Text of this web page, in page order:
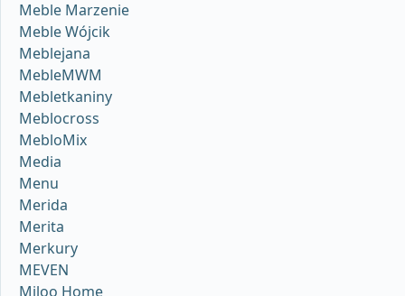
Meble Marzenie
Meble Wójcik
Meblejana
MebleMWM
Mebletkaniny
Meblocross
MebloMix
Media
Menu
Merida
Merita
Merkury
MEVEN
Miloo Home